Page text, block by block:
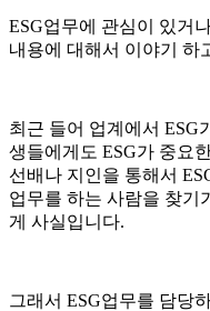
ESG업무에 관심이 있거
내용에 대해서 이야기 하
최근 들어 업계에서 ESG
생들에게도 ESG가 중요
선배나 지인을 통해서
업무를 하는 사람을 찾기
게 사실입니다.
그래서 ESG업무를 담당